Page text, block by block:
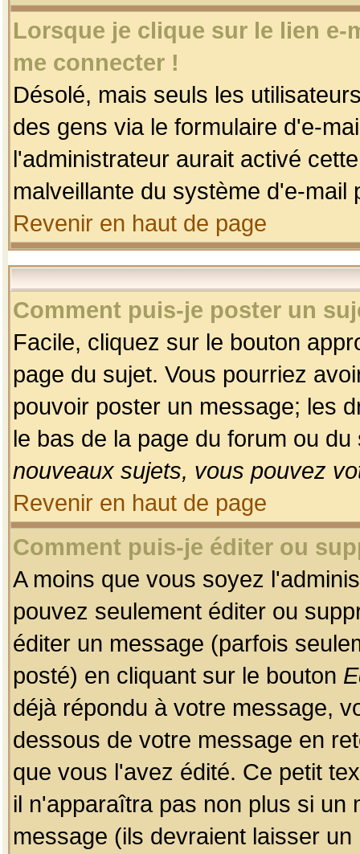
Lorsque je clique sur le lien
me connecter !
Désolé, mais seuls les
des gens via le formulaire d'e-
l'administrateur aurait activé
malveillante du système d'e-
Revenir en haut de page
Comment puis-je poster un
Facile, cliquez sur le bouton
page du sujet. Vous pourriez
pouvoir poster un message; les
le bas de la page du forum ou
nouveaux sujets, vous pouvez
Revenir en haut de page
Comment puis-je éditer ou
A moins que vous soyez
pouvez seulement éditer ou
éditer un message (parfois
posté) en cliquant sur le bouton
déjà répondu à votre message,
dessous de votre message en
que vous l'avez édité. Ce petit
il n'apparaîtra pas non plus si un
message (ils devraient laisser